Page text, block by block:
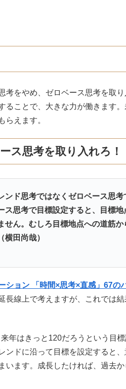
考をやめ、ゼロベース思考を取
ることで、大きな力が働きます
らえます。
ス思考を取り入れろ！
ンド思考ではなくゼロベース思
ス思考で目標設定すると、目標
せん。むしろ目標地点への道筋
田尚哉）
ション 「時間×思考×直感」67の
長線上で考えますが、これでは
年はきっと120だろうという目
ンドに沿って目標を設定すると
います。成長したければ、過去